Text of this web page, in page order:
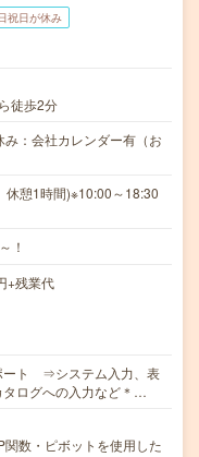
祝日が休み
徒歩2分
：会社カレンダー有（お
憩1時間)※10:00～18:30
！
+残業代
ート ⇒システム入力、表
ログへの入力など＊…
数・ピボットを使用した